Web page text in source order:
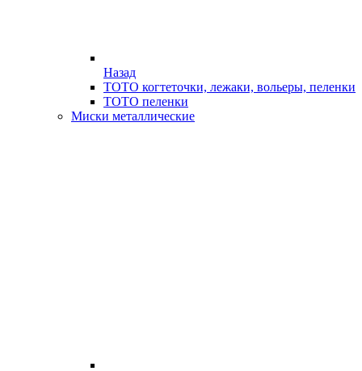
Назад
ТОТО когтеточки, лежаки, вольеры, пеленки
ТОТО пеленки
Миски металлические